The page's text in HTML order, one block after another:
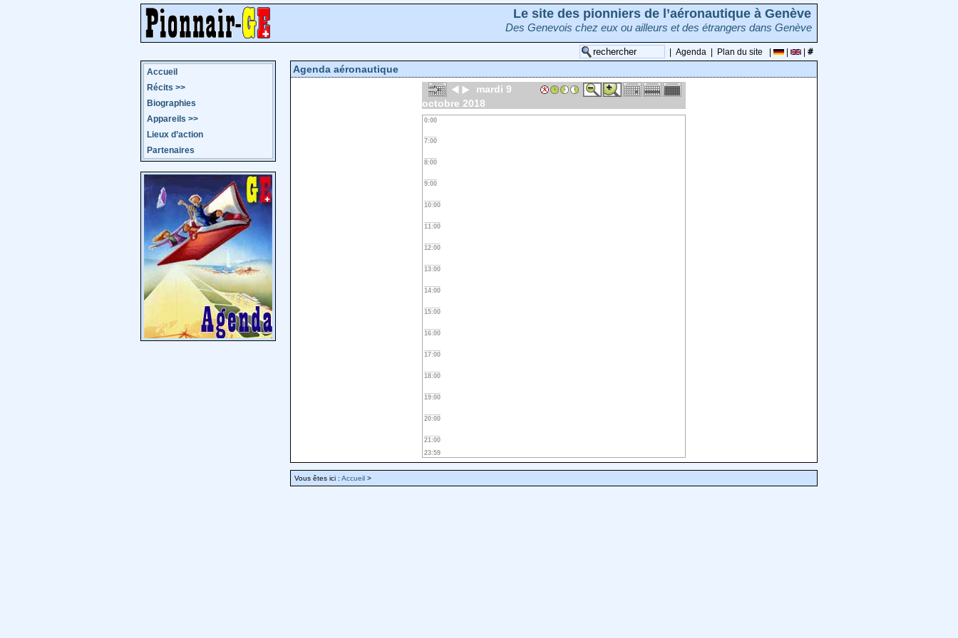
Le site des pionniers de l’aéronautique à Genève
Des Genevois chez eux ou ailleurs et des étrangers dans Genève
Agenda Plan du site
Accueil
Récits >>
Biographies
Appareils >>
Lieux d’action
Partenaires
Agenda aéronautique
mardi 9
octobre 2018
0:00
7:00
8:00
9:00
10:00
11:00
12:00
13:00
14:00
15:00
16:00
17:00
18:00
19:00
20:00
21:00
23:59
Vous êtes ici : Accueil >